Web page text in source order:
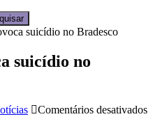
suicídio no Bradesco
suicídio no
Comentários desativados